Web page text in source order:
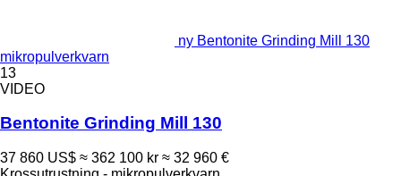
ny Bentonite Grinding Mill 130
mikropulverkvarn
13
VIDEO
Bentonite Grinding Mill 130
37 860 US$ ≈ 362 100 kr ≈ 32 960 €